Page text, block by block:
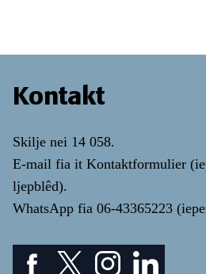
Kontakt
Skilje nei 14 058.
E-mail fia it Kontaktformulier
ljepblêd).
WhatsApp fia 06-43365223